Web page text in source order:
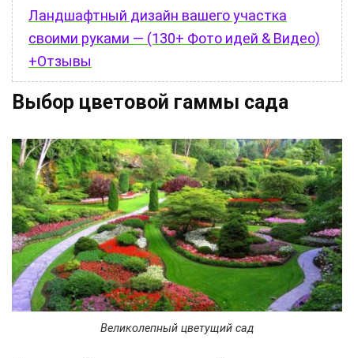
Ландшафтный дизайн вашего участка
своими руками — (130+ Фото идей & Видео)
+Отзывы
Выбор цветовой гаммы сада
Великолепный цветущий сад